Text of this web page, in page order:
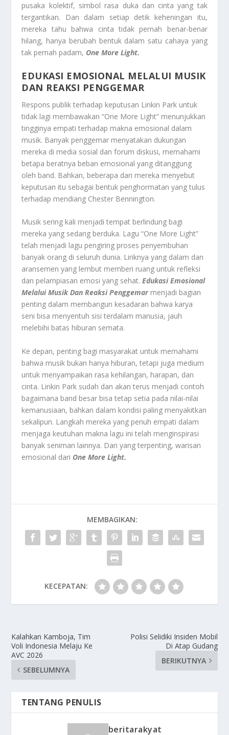
pusaka kolektif, simbol rasa duka dan cinta yang tak
tergantikan. Dan dalam setiap detik keheningan itu,
mereka tahu bahwa cinta tidak pernah benar-benar
hilang, hanya berubah bentuk dalam satu cahaya yang
tak pernah padam, One More Light.
EDUKASI EMOSIONAL MELALUI MUSIK
DAN REAKSI PENGGEMAR
Respons publik terhadap keputusan Linkin Park untuk
tidak lagi membawakan “One More Light” menunjukkan
tingginya empati terhadap makna emosional dalam
musik. Banyak penggemar menyatakan dukungan
mereka di media sosial dan forum diskusi, memahami
betapa beratnya beban emosional yang ditanggung
oleh band. Bahkan, beberapa dari mereka menyebut
keputusan itu sebagai bentuk penghormatan yang tulus
terhadap mendiang Chester Bennington.
Musik sering kali menjadi tempat berlindung bagi
mereka yang sedang berduka. Lagu “One More Light”
telah menjadi lagu pengiring proses penyembuhan
banyak orang di seluruh dunia. Liriknya yang dalam dan
aransemen yang lembut memberi ruang untuk refleksi
dan pelampiasan emosi yang sehat.Edukasi Emosional
Melalui Musik Dan Reaksi Penggemarmenjadi bagian
penting dalam membangun kesadaran bahwa karya
seni bisa menyentuh sisi terdalam manusia, jauh
melebihi batas hiburan semata.
Ke depan, penting bagi masyarakat untuk memahami
bahwa musik bukan hanya hiburan, tetapi juga medium
untuk menyampaikan rasa kehilangan, harapan, dan
cinta. Linkin Park sudah dan akan terus menjadi contoh
bagaimana band besar bisa tetap setia pada nilai-nilai
kemanusiaan, bahkan dalam kondisi paling menyakitkan
sekalipun. Langkah mereka yang penuh empati dalam
menjaga keutuhan makna lagu ini telah menginspirasi
banyak seniman lainnya. Dan yang terpenting, warisan
emosional dari One More Light.
MEMBAGIKAN:
KECEPATAN:
Kalahkan Kamboja, Tim
Voli Indonesia Melaju Ke
AVC 2026
SEBELUMNYA
Polisi Selidiki Insiden Mobil
Di Atap Gudang
BERIKUTNYA
TENTANG PENULIS
beritarakyat